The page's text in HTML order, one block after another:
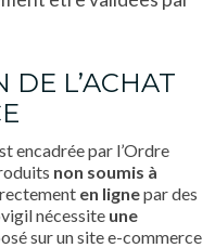
DE L’ACHAT
encadrée par l’Ordre
non soumis à
en lignepar des
nécessite une
sur un site e-commerce